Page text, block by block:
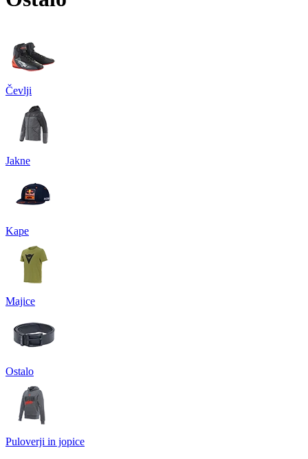
Čevlji
Jakne
Kape
Majice
Ostalo
Puloverji in jopice